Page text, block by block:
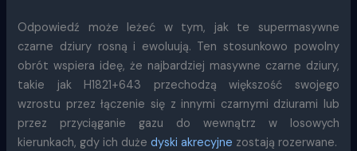
Odpowiedź może leżeć w tym, jak te supermasywne
czarne dziury rosną i ewoluują. Ten stosunkowo powolny
obrót wspiera ideę, że najbardziej masywne czarne dziury,
takie jak H1821+643 przechodzą większość swojego
wzrostu przez łączenie się z innymi czarnymi dziurami lub
przez przyciąganie gazu do wewnątrz w losowych
kierunkach, gdy ich dużedyski akrecyjne zostają rozerwane.